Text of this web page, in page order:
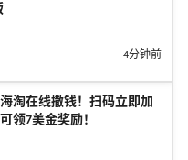
4分钟前
海淘在线撒钱！扫码立即加
领7美金奖励！